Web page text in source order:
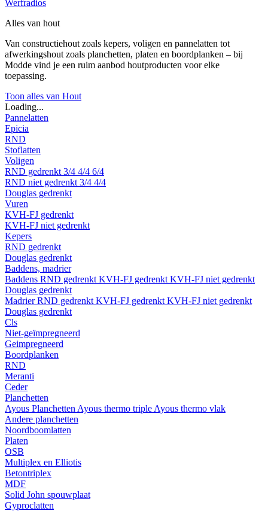
Werfradios
Alles van hout
Van constructiehout zoals kepers, voligen en pannelatten tot
afwerkingshout zoals planchetten, platen en boordplanken – bij
Modde vind je een ruim aanbod houtproducten voor elke
toepassing.
Toon alles van Hout
Loading...
Pannelatten
Epicia
RND
Stoflatten
Voligen
RND gedrenkt 3/4 4/4 6/4
RND niet gedrenkt 3/4 4/4
Douglas gedrenkt
Vuren
KVH-FJ gedrenkt
KVH-FJ niet gedrenkt
Kepers
RND gedrenkt
Douglas gedrenkt
Baddens, madrier
Baddens RND gedrenkt KVH-FJ gedrenkt KVH-FJ niet gedrenkt
Douglas gedrenkt
MadrierRND gedrenkt KVH-FJ gedrenkt KVH-FJ niet gedrenkt
Douglas gedrenkt
Cls
Niet-geïmpregneerd
Geimpregneerd
Boordplanken
RND
Meranti
Ceder
Planchetten
Ayous Planchetten Ayous thermo triple Ayous thermo vlak
Andere planchetten
Noordboomlatten
Platen
OSB
Multiplex en Elliotis
Betontriplex
MDF
Solid John spouwplaat
Gyproclatten